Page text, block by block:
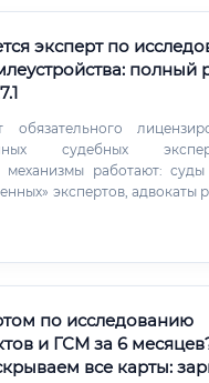
эксперт по
полный
судебных
механизмы работают:
экспертов, адвокаты
как
по исследованию
и ГСМ за 6
все карты: